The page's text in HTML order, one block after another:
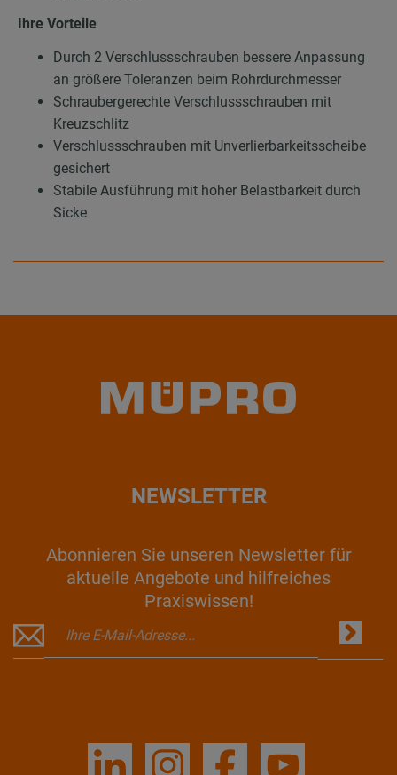
Ihre Vorteile
Durch 2 Verschlussschrauben bessere Anpassung
an größere Toleranzen beim Rohrdurchmesser
Schraubergerechte Verschlussschrauben mit
Kreuzschlitz
Verschlussschrauben mit Unverlierbarkeitsscheibe
gesichert
Stabile Ausführung mit hoher Belastbarkeit durch
Sicke
NEWSLETTER
Abonnieren Sie unseren Newsletter für
aktuelle Angebote und hilfreiches
Praxiswissen!